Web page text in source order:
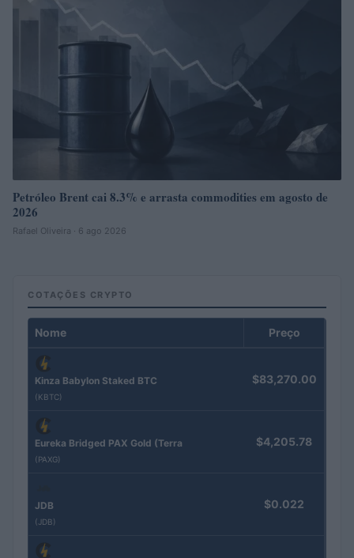
Petróleo Brent cai 8.3% e arrasta commodities em agosto de
2026
Rafael Oliveira · 6 ago 2026
COTAÇÕES CRYPTO
Nome Preço
Kinza Babylon Staked BTC
(KBTC)
$83,270.00
Eureka Bridged PAX Gold (Terra
(PAXG)
$4,205.78
JDB
(JDB)
$0.022